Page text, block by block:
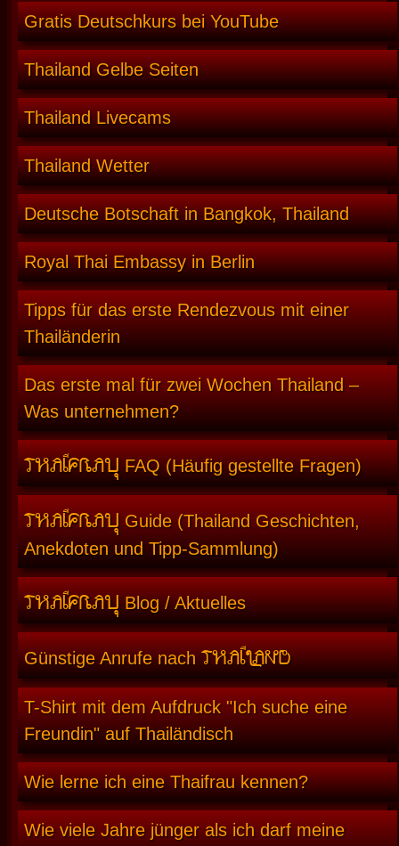
Gratis Deutschkurs bei YouTube
Thailand Gelbe Seiten
Thailand Livecams
Thailand Wetter
Deutsche Botschaft in Bangkok, Thailand
Royal Thai Embassy in Berlin
Tipps für das erste Rendezvous mit einer
Thailänderin
Das erste mal für zwei Wochen Thailand –
Was unternehmen?
THAIFRAUFAQ (Häufig gestellte Fragen)
THAIFRAU Guide (Thailand Geschichten,
Anekdoten und Tipp-Sammlung)
THAIFRAUBlog / Aktuelles
Günstige Anrufe nachTHAILAND
T-Shirt mit dem Aufdruck "Ich suche eine
Freundin" auf Thailändisch
Wie lerne ich eine Thaifrau kennen?
Wie viele Jahre jünger als ich darf meine